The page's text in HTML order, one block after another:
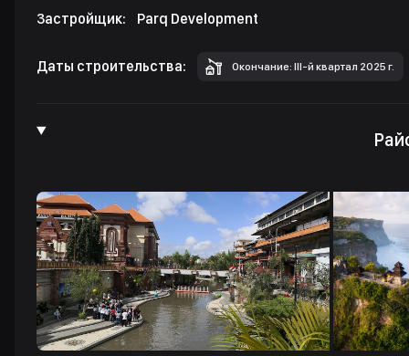
Застройщик: Parq Development
Даты строительства: Окончание: III-й квартал 2025 г.